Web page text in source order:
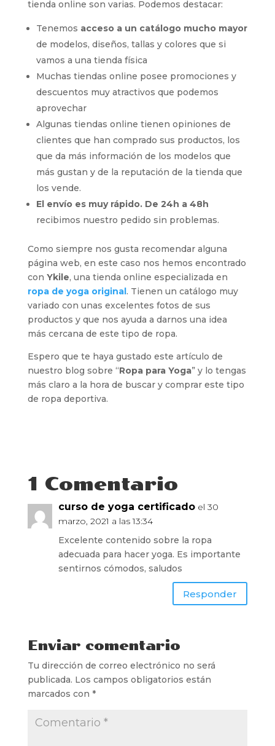
tienda online son varias. Podemos destacar:
Tenemos acceso a un catálogo mucho mayor
de modelos, diseños, tallas y colores que si
vamos a una tienda física
Muchas tiendas online posee promociones y
descuentos muy atractivos que podemos
aprovechar
Algunas tiendas online tienen opiniones de
clientes que han comprado sus productos, los
que da más información de los modelos que
más gustan y de la reputación de la tienda que
los vende.
El envío es muy rápido. De 24h a 48h
recibimos nuestro pedido sin problemas.
Como siempre nos gusta recomendar alguna
página web, en este caso nos hemos encontrado
con Ykile, una tienda online especializada en
ropa de yoga original. Tienen un catálogo muy
variado con unas excelentes fotos de sus
productos y que nos ayuda a darnos una idea
más cercana de este tipo de ropa.
Espero que te haya gustado este artículo de
nuestro blog sobre “Ropa para Yoga” y lo tengas
más claro a la hora de buscar y comprar este tipo
de ropa deportiva.
1 Comentario
curso de yoga certificado el 30
marzo, 2021 a las 13:34
Excelente contenido sobre la ropa
adecuada para hacer yoga. Es importante
sentirnos cómodos, saludos
Responder
Enviar comentario
Tu dirección de correo electrónico no será
publicada. Los campos obligatorios están
marcados con *